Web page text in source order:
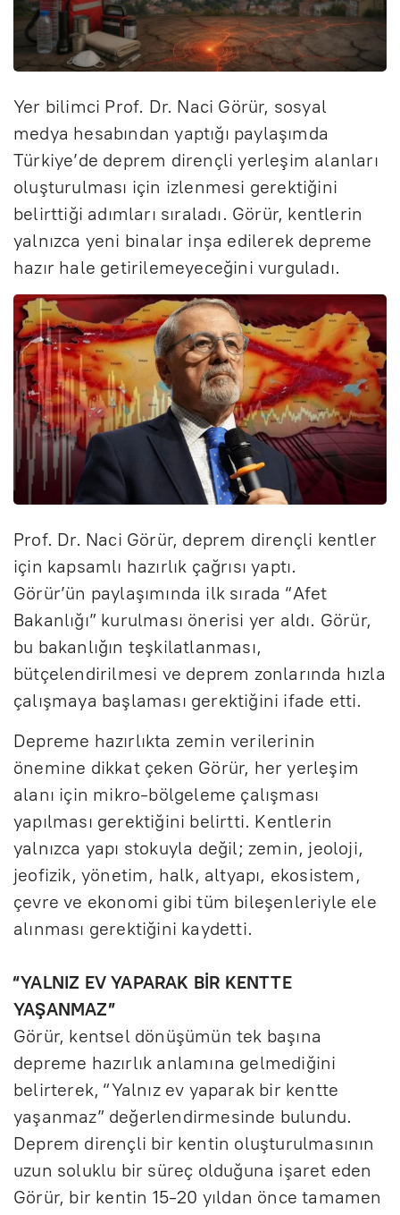
Yer bilimci Prof. Dr. Naci Görür, sosyal
medya hesabından yaptığı paylaşımda
Türkiye’de deprem dirençli yerleşim alanları
oluşturulması için izlenmesi gerektiğini
belirttiği adımları sıraladı. Görür, kentlerin
yalnızca yeni binalar inşa edilerek depreme
hazır hale getirilemeyeceğini vurguladı.
Prof. Dr. Naci Görür, deprem dirençli kentler
için kapsamlı hazırlık çağrısı yaptı.
Görür’ün paylaşımında ilk sırada “Afet
Bakanlığı” kurulması önerisi yer aldı. Görür,
bu bakanlığın teşkilatlanması,
bütçelendirilmesi ve deprem zonlarında hızla
çalışmaya başlaması gerektiğini ifade etti.
Depreme hazırlıkta zemin verilerinin
önemine dikkat çeken Görür, her yerleşim
alanı için mikro-bölgeleme çalışması
yapılması gerektiğini belirtti. Kentlerin
yalnızca yapı stokuyla değil; zemin, jeoloji,
jeofizik, yönetim, halk, altyapı, ekosistem,
çevre ve ekonomi gibi tüm bileşenleriyle ele
alınması gerektiğini kaydetti.
“YALNIZ EV YAPARAK BİR KENTTE
YAŞANMAZ”
Görür, kentsel dönüşümün tek başına
depreme hazırlık anlamına gelmediğini
belirterek, “Yalnız ev yaparak bir kentte
yaşanmaz” değerlendirmesinde bulundu.
Deprem dirençli bir kentin oluşturulmasının
uzun soluklu bir süreç olduğuna işaret eden
Görür, bir kentin 15-20 yıldan önce tamamen